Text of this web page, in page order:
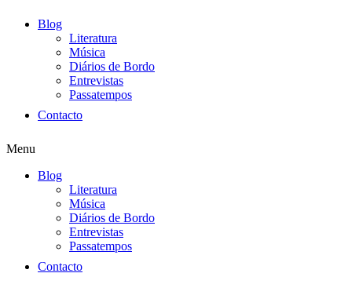
Blog
Literatura
Música
Diários de Bordo
Entrevistas
Passatempos
Contacto
Menu
Blog
Literatura
Música
Diários de Bordo
Entrevistas
Passatempos
Contacto